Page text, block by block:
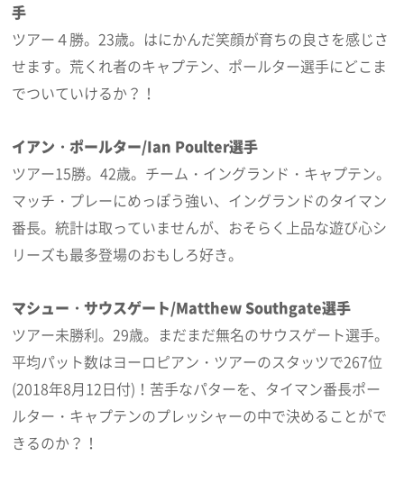
手
ツアー４勝。23歳。はにかんだ笑顔が育ちの良さを感じさ
せます。荒くれ者のキャプテン、ポールター選手にどこま
でついていけるか？！
イアン・ポールター/Ian Poulter選手
ツアー15勝。42歳。チーム・イングランド・キャプテン。
マッチ・プレーにめっぽう強い、イングランドのタイマン
番長。統計は取っていませんが、おそらく上品な遊び心シ
リーズも最多登場のおもしろ好き。
マシュー・サウスゲート/Matthew Southgate選手
ツアー未勝利。29歳。まだまだ無名のサウスゲート選手。
平均パット数はヨーロピアン・ツアーのスタッツで267位
(2018年8月12日付)！苦手なパターを、タイマン番長ポー
ルター・キャプテンのプレッシャーの中で決めることがで
きるのか？！